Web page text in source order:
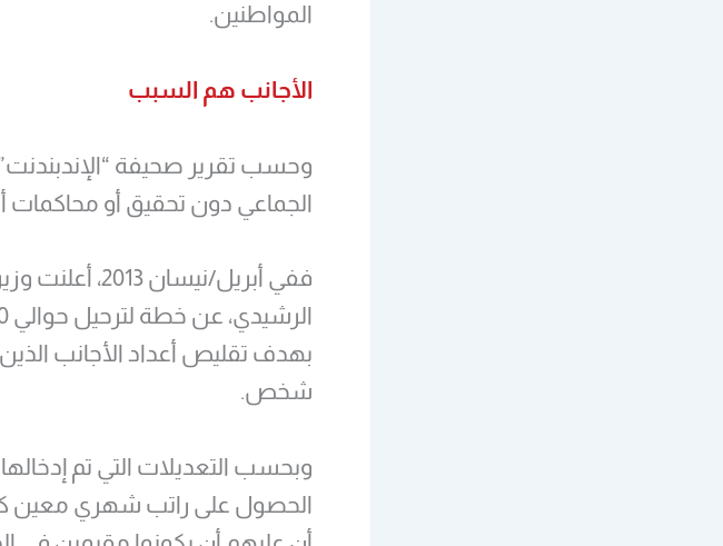
المواطنين.
الأجانب هم السبب
وحسب تقرير صحيفة
الجماعي دون تحقيق أو محاكمات
ففي أبريل/
بهدف تقليص أعداد الأجانب
شخص.
وبحسب التعديلات التي تم
الحصول على راتب شهري معين كحد